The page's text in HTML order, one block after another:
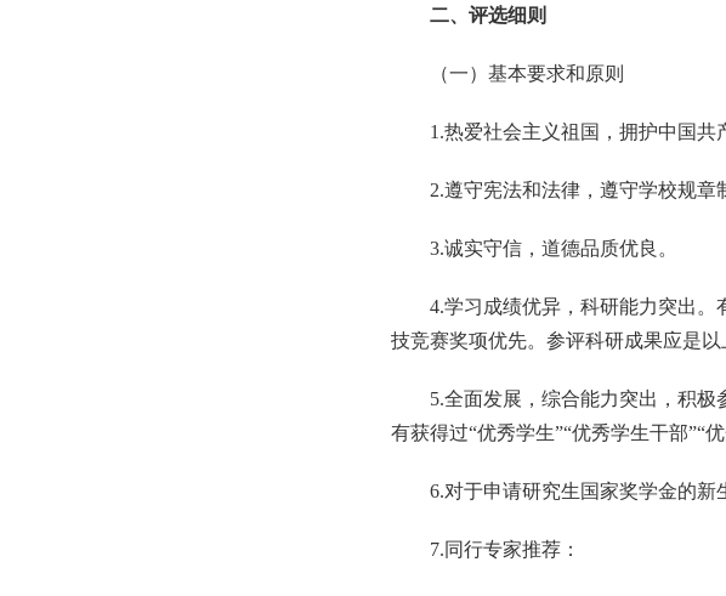
二、评选细则
（一）基本要求和原则
1.热爱社会主义祖国，拥护中国共
2.遵守宪法和法律，遵守学校规章
3.诚实守信，道德品质优良。
4.学习成绩优异，科研能力突出。
技竞赛奖项优先。参评科研成果应是
5.全面发展，综合能力突出，积极
有获得过“优秀学生”“优秀学生干部”“
6.对于申请研究生国家奖学金的新
7.同行专家推荐：